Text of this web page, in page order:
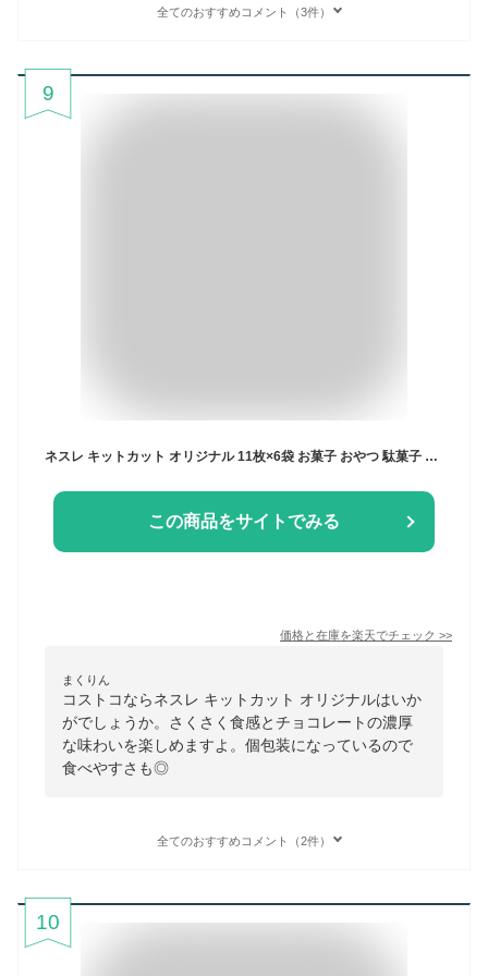
全てのおすすめコメント（3件）
9
ネスレ キットカット オリジナル 11枚×6袋 お菓子 おやつ 駄菓子 スイーツ デザート ギフト プレゼント 贈り物 バレンタイン 義理チョコ 大容量 ミルクチョコレート ウエハース シェア おすそ分け ストック 買い置き カカオ 個包装 常温 食品 【Costco コストコ】
この商品をサイトでみる
価格と在庫を楽天でチェック >>
まくりん
コストコならネスレ キットカット オリジナルはいか
がでしょうか。さくさく食感とチョコレートの濃厚
な味わいを楽しめますよ。個包装になっているので
食べやすさも◎
全てのおすすめコメント（2件）
10